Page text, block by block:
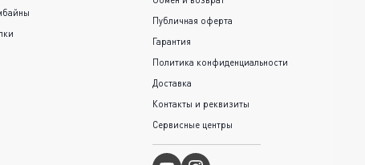
Публичная оферта
Гарантия
Политика конфиденциальности
Доставка
Контакты и реквизиты
Сервисные центры